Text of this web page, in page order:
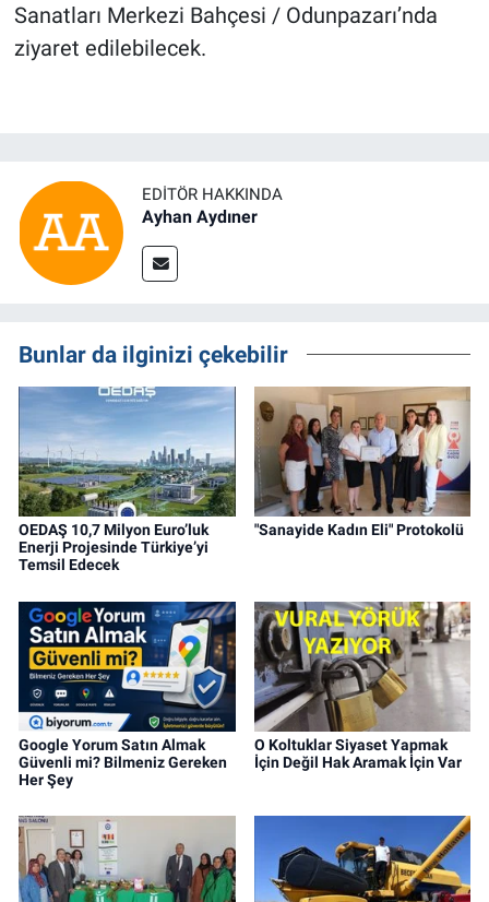
Sanatları Merkezi Bahçesi / Odunpazarı’nda
ziyaret edilebilecek.
EDITÖR HAKKINDA
Ayhan Aydıner
Bunlar da ilginizi çekebilir
OEDAŞ 10,7 Milyon Euro’luk
Enerji Projesinde Türkiye’yi
Temsil Edecek
"Sanayide Kadın Eli" Protokolü
Google Yorum Satın Almak
Güvenli mi? Bilmeniz Gereken
Her Şey
O Koltuklar Siyaset Yapmak
İçin Değil Hak Aramak İçin Var